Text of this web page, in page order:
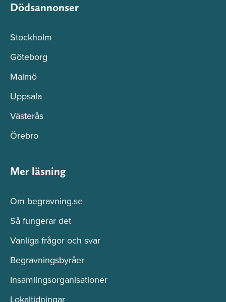
Dödsannonser
Stockholm
Göteborg
Malmö
Uppsala
Västerås
Örebro
Mer läsning
Om begravning.se
Så fungerar det
Vanliga frågor och svar
Begravningsbyråer
Insamlingsorganisationer
Lokaltidningar